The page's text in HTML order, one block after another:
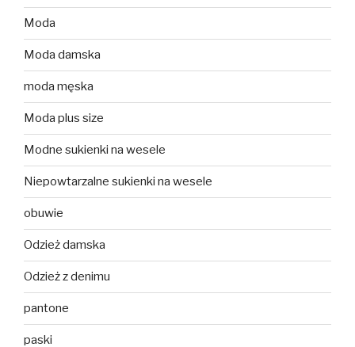
Moda
Moda damska
moda męska
Moda plus size
Modne sukienki na wesele
Niepowtarzalne sukienki na wesele
obuwie
Odzież damska
Odzież z denimu
pantone
paski